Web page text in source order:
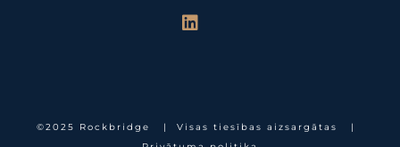
L
i
i
©2025 Rockbridge | Visas tiesības aizsargātas |